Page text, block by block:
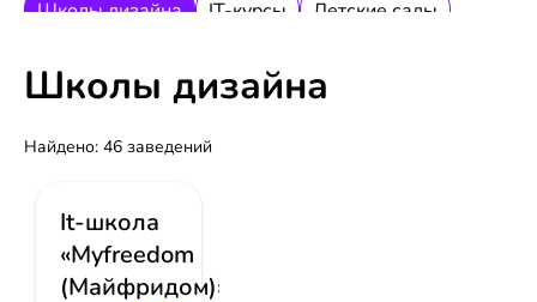
Школы дизайна
IT-курсы
Детские сады
Тренинги и семинары
Центры развития детей
Школы дизайна
Найдено: 46 заведений
It-школа
«Myfreedom
(Майфридом)»